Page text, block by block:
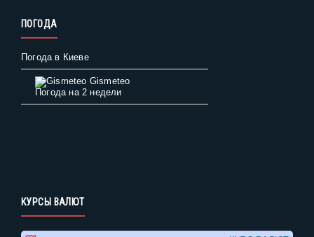
ПОГОДА
Погода в Киеве
Gismeteo
Погода на 2 недели
КУРСЫ ВАЛЮТ